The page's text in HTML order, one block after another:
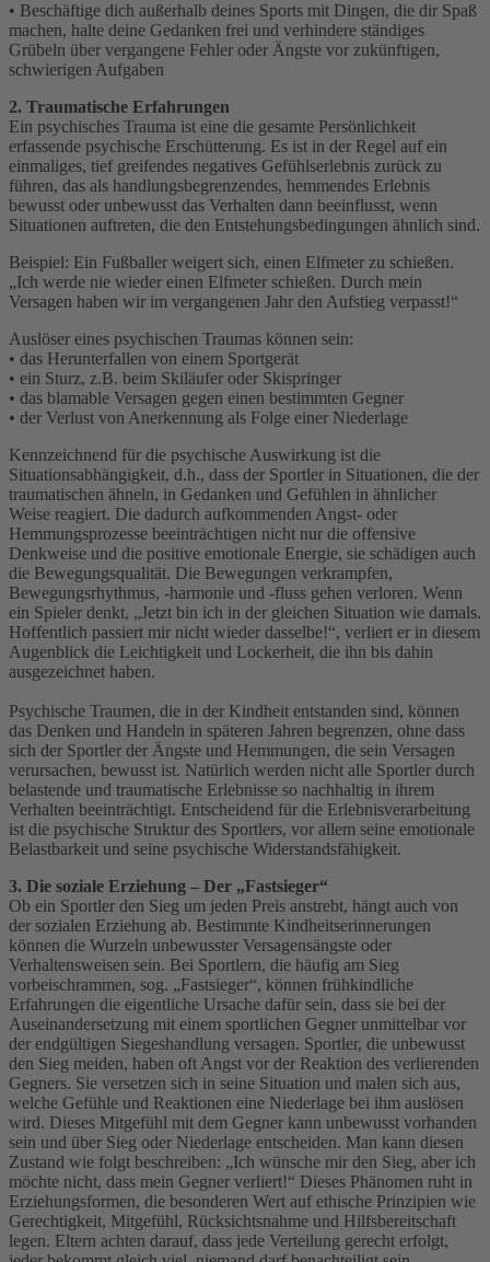
• Beschäftige dich außerhalb deines Sports mit Dingen, die dir Spaß
machen, halte deine Gedanken frei und verhindere ständiges
Grübeln über vergangene Fehler oder Ängste vor zukünftigen,
schwierigen Aufgaben
2. Traumatische Erfahrungen
Ein psychisches Trauma ist eine die gesamte Persönlichkeit
erfassende psychische Erschütterung. Es ist in der Regel auf ein
einmaliges, tief greifendes negatives Gefühlserlebnis zurück zu
führen, das als handlungsbegrenzendes, hemmendes Erlebnis
bewusst oder unbewusst das Verhalten dann beeinflusst, wenn
Situationen auftreten, die den Entstehungsbedingungen ähnlich sind.
Beispiel: Ein Fußballer weigert sich, einen Elfmeter zu schießen.
„Ich werde nie wieder einen Elfmeter schießen. Durch mein
Versagen haben wir im vergangenen Jahr den Aufstieg verpasst!“
Auslöser eines psychischen Traumas können sein:
• das Herunterfallen von einem Sportgerät
• ein Sturz, z.B. beim Skiläufer oder Skispringer
• das blamable Versagen gegen einen bestimmten Gegner
• der Verlust von Anerkennung als Folge einer Niederlage
Kennzeichnend für die psychische Auswirkung ist die
Situationsabhängigkeit, d.h., dass der Sportler in Situationen, die der
traumatischen ähneln, in Gedanken und Gefühlen in ähnlicher
Weise reagiert. Die dadurch aufkommenden Angst- oder
Hemmungsprozesse beeinträchtigen nicht nur die offensive
Denkweise und die positive emotionale Energie, sie schädigen auch
die Bewegungsqualität. Die Bewegungen verkrampfen,
Bewegungsrhythmus, -harmonie und -fluss gehen verloren. Wenn
ein Spieler denkt, „Jetzt bin ich in der gleichen Situation wie damals.
Hoffentlich passiert mir nicht wieder dasselbe!“, verliert er in diesem
Augenblick die Leichtigkeit und Lockerheit, die ihn bis dahin
ausgezeichnet haben.
Psychische Traumen, die in der Kindheit entstanden sind, können
das Denken und Handeln in späteren Jahren begrenzen, ohne dass
sich der Sportler der Ängste und Hemmungen, die sein Versagen
verursachen, bewusst ist. Natürlich werden nicht alle Sportler durch
belastende und traumatische Erlebnisse so nachhaltig in ihrem
Verhalten beeinträchtigt. Entscheidend für die Erlebnisverarbeitung
ist die psychische Struktur des Sportlers, vor allem seine emotionale
Belastbarkeit und seine psychische Widerstandsfähigkeit.
3. Die soziale Erziehung – Der „Fastsieger“
Ob ein Sportler den Sieg um jeden Preis anstrebt, hängt auch von
der sozialen Erziehung ab. Bestimmte Kindheitserinnerungen
können die Wurzeln unbewusster Versagensängste oder
Verhaltensweisen sein. Bei Sportlern, die häufig am Sieg
vorbeischrammen, sog. „Fastsieger“, können frühkindliche
Erfahrungen die eigentliche Ursache dafür sein, dass sie bei der
Auseinandersetzung mit einem sportlichen Gegner unmittelbar vor
der endgültigen Siegeshandlung versagen. Sportler, die unbewusst
den Sieg meiden, haben oft Angst vor der Reaktion des verlierenden
Gegners. Sie versetzen sich in seine Situation und malen sich aus,
welche Gefühle und Reaktionen eine Niederlage bei ihm auslösen
wird. Dieses Mitgefühl mit dem Gegner kann unbewusst vorhanden
sein und über Sieg oder Niederlage entscheiden. Man kann diesen
Zustand wie folgt beschreiben: „Ich wünsche mir den Sieg, aber ich
möchte nicht, dass mein Gegner verliert!“ Dieses Phänomen ruht in
Erziehungsformen, die besonderen Wert auf ethische Prinzipien wie
Gerechtigkeit, Mitgefühl, Rücksichtsnahme und Hilfsbereitschaft
legen. Eltern achten darauf, dass jede Verteilung gerecht erfolgt,